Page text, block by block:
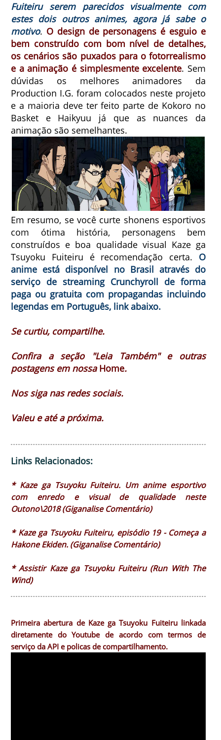
Fuiteiru serem parecidos visualmentecom
estes dois outros animes, agora já sabe o
motivo. O design de personagens é esguio e
bem construído com bom nível de detalhes,
os cenários são puxados para o fotorrealismo
e a animação é simplesmente excelente. Sem
dúvidas os melhores animadores da
Production I.G. foram colocados neste projeto
e a maioria deve ter feito parte de Kokoro no
Basket e Haikyuu já que as nuances da
animação são semelhantes.
Em resumo, se você curte shonens esportivos
com ótima história, personagens bem
construídos e boa qualidade visual Kaze ga
Tsuyoku Fuiteiru é recomendação certa. O
anime está disponível no Brasil através do
serviço de streaming Crunchyroll de forma
paga ou gratuita com propagandas incluindo
legendas em Português, link abaixo.
Se curtiu, compartilhe.
Confira a seção "Leia Também" e outras
postagens em nossa Home.
Nos siga nas redes sociais.
Valeu e até a próxima.
Links Relacionados:
* Kaze ga Tsuyoku Fuiteiru. Um anime esportivo
com enredo e visual de qualidade neste
Outono\2018 (Giganalise Comentário)
* Kaze ga Tsuyoku Fuiteiru, episódio 19 - Começa a
Hakone Ekiden. (Giganalise Comentário)
* Assistir Kaze ga Tsuyoku Fuiteiru (Run With The
Wind)
Primeira abertura de Kaze ga Tsuyoku Fuiteiru linkada
diretamente do Youtube de acordo com termos de
serviço da API e policas de compartilhamento.